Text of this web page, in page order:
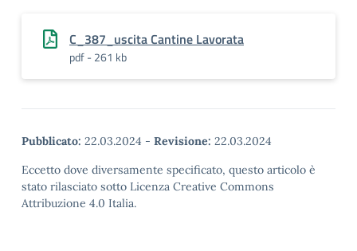
C_387_uscita Cantine Lavorata
pdf - 261 kb
Pubblicato: 22.03.2024 - Revisione: 22.03.2024
Eccetto dove diversamente specificato, questo articolo è
stato rilasciato sotto Licenza Creative Commons
Attribuzione 4.0 Italia.